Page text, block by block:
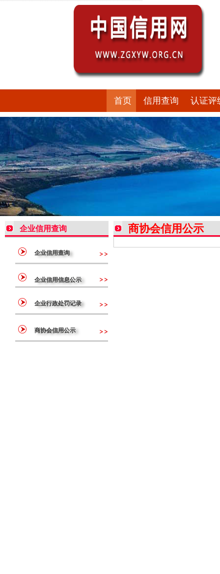
首页 信用查询 认证评
企业信用查询
企业信用查询
企业信用信息公示
企业行政处罚记录
商协会信用公示
商协会信用公示